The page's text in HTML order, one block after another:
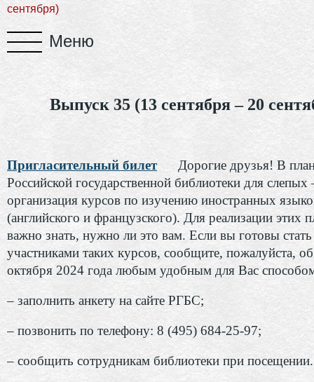
сентября)
Выпуск 35 (13 сентября – 20
Пригласительный билет
Дорогие друзья! В
Российской государственной библиотеки для слепых
организация курсов по изучению иностранных
(английского и французского). Для реализации этих
важно знать, нужно ли это вам. Если вы готовы стать
участниками таких курсов, сообщите, пожалуйста,
октября 2024 года любым удобным для Вас
– заполнить анкету на сайте РГБС;
– позвонить по телефону: 8 (495) 684-25-97;
– сообщить сотрудникам библиотеки при посещении.